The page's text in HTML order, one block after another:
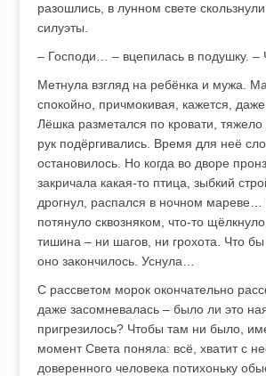
разошлись, в лунном свете
силуэты.
– Господи… – вцепилась в подушку. –
Метнула взгляд на ребёнка и мужа.
спокойно, причмокивая, кажется,
Лёшка разметался по кровати,
рук подёргивались. Время для неё
остановилось. Но когда во дворе
закричала какая-то птица, зыбкий
дрогнул, распался в ночном мареве…
потянуло сквозняком, что-то
тишина – ни шагов, ни грохота. Что
оно закончилось. Уснула…
С рассветом морок окончательно
даже засомневалась – было ли это
пригрезилось? Чтобы там ни было,
момент Света поняла: всё, хватит с
доверенного человека потихоньку